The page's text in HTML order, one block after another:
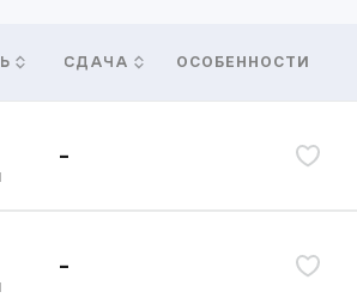
СДАЧА ОСОБЕННОСТИ
-
-